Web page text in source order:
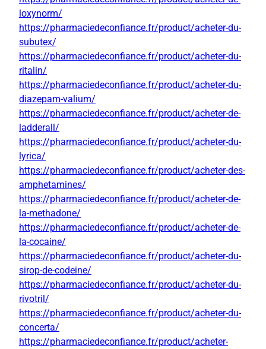
loxynorm/
https://pharmaciedeconfiance.fr/product/acheter-du-
subutex/
https://pharmaciedeconfiance.fr/product/acheter-du-
ritalin/
https://pharmaciedeconfiance.fr/product/acheter-du-
diazepam-valium/
https://pharmaciedeconfiance.fr/product/acheter-de-
ladderall/
https://pharmaciedeconfiance.fr/product/acheter-du-
lyrica/
https://pharmaciedeconfiance.fr/product/acheter-des-
amphetamines/
https://pharmaciedeconfiance.fr/product/acheter-de-
la-methadone/
https://pharmaciedeconfiance.fr/product/acheter-de-
la-cocaine/
https://pharmaciedeconfiance.fr/product/acheter-du-
sirop-de-codeine/
https://pharmaciedeconfiance.fr/product/acheter-du-
rivotril/
https://pharmaciedeconfiance.fr/product/acheter-du-
concerta/
https://pharmaciedeconfiance.fr/product/acheter-